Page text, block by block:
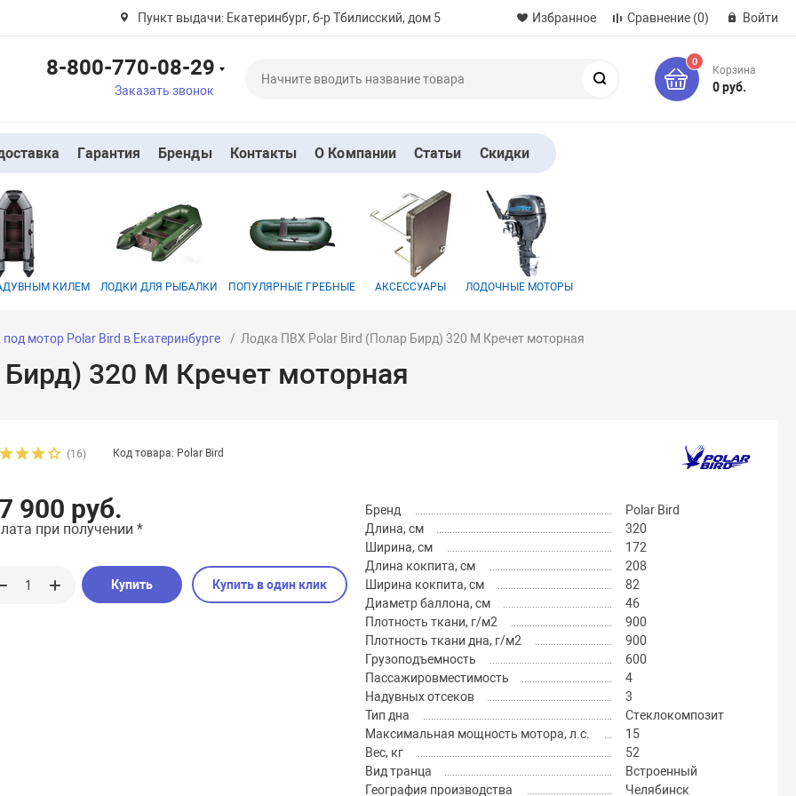
Пункт выдачи: Екатеринбург, б-р Тбилисский, дом 5 Избранное Сравнение (0) Войти
8-800-770-08-29
Заказать звонок
0
Корзина
0 руб.
Гарантия Бренды Контакты О Компании Статьи Скидки
КИЛЕМ ЛОДКИ ДЛЯ РЫБАЛКИ ПОПУЛЯРНЫЕ ГРЕБНЫЕ АКСЕССУАРЫ ЛОДОЧНЫЕ МОТОРЫ
мотор Polar Bird в Екатеринбурге Лодка ПВХ Polar Bird (Полар Бирд) 320 M Кречет моторная
320 M Кречет моторная
(16) Код товара: Polar Bird
900 руб.
при получении *
Купить Купить в один клик
Бренд
Polar Bird
Длина, см
320
Ширина, см
172
Длина кокпита, см
208
Ширина кокпита, см
82
Диаметр баллона, см
46
Плотность ткани, г/м2
900
Плотность ткани дна, г/м2
900
Грузоподъемность
600
Пассажировместимость
4
Надувных отсеков
3
Тип дна
Стеклокомпозит
Максимальная мощность мотора, л.с.
15
Вес, кг
52
Вид транца
Встроенный
География производства
Челябинск